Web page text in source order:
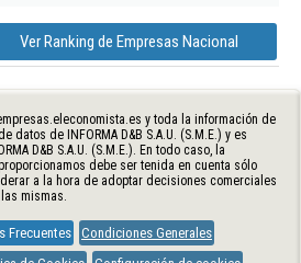
Ver Ranking de Empresas Nacional
y toda la información de
datos de INFORMA D&B S.A.U. (S.M.E.) y es
D&B S.A.U. (S.M.E.). En todo caso, la
debe ser tenida en cuenta sólo
a la hora de adoptar decisiones comerciales
mismas.
Frecuentes
Condiciones Generales